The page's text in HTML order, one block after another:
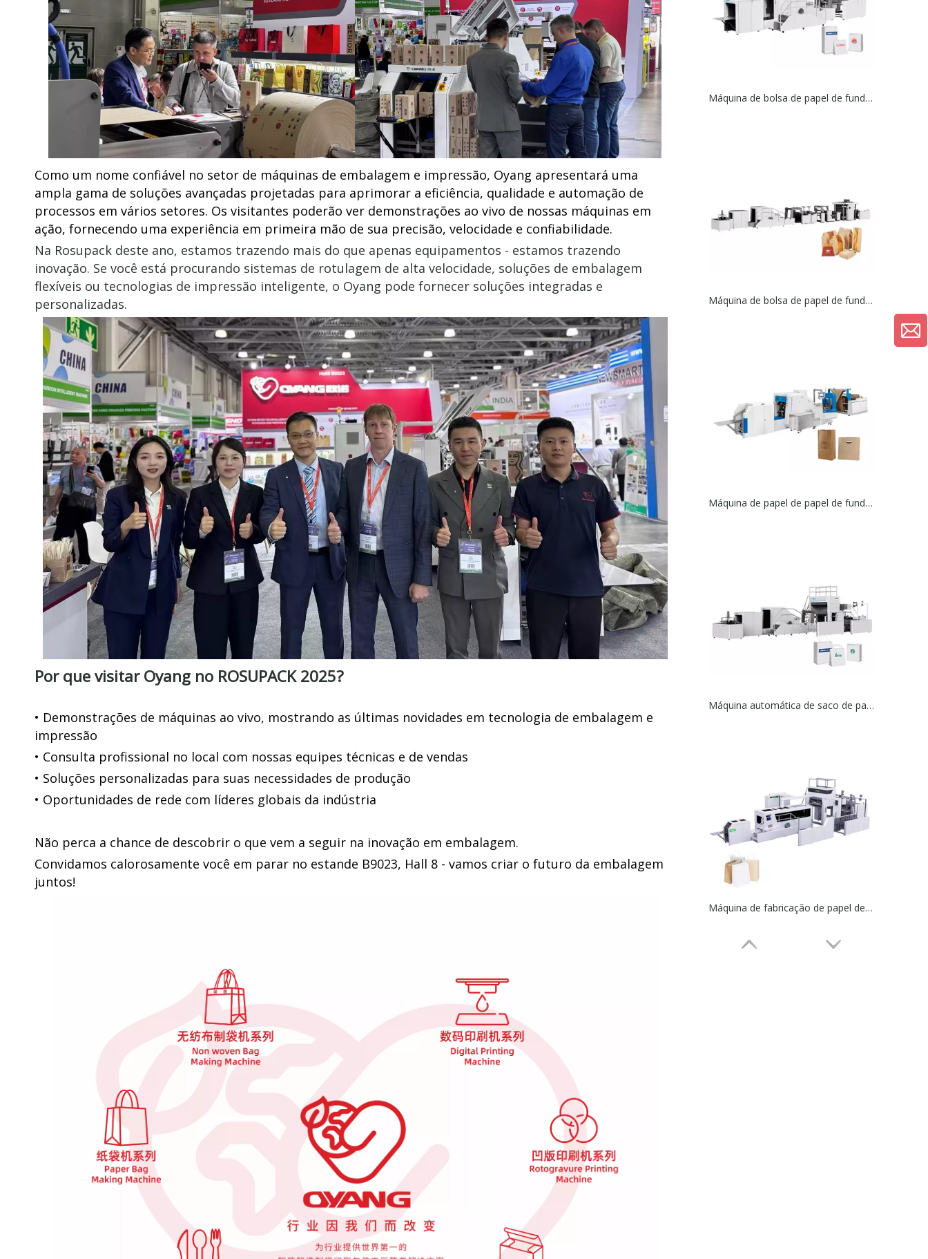
Como um nome confiável no setor de máquinas de embalagem e impressão, Oyang apresentará uma
ampla gama de soluções avançadas projetadas para aprimorar a eficiência, qualidade e automação de
processos em vários setores. Os visitantes poderão ver demonstrações ao vivo de nossas máquinas em
ação, fornecendo uma experiência em primeira mão de sua precisão, velocidade e confiabilidade.
Na Rosupack deste ano, estamos trazendo mais do que apenas equipamentos - estamos trazendo
inovação. Se você está procurando sistemas de rotulagem de alta velocidade, soluções de embalagem
flexíveis ou tecnologias de impressão inteligente, o Oyang pode fornecer soluções integradas e
personalizadas.
Por que visitar Oyang no ROSUPACK 2025?
• Demonstrações de máquinas ao vivo, mostrando as últimas novidades em tecnologia de embalagem e
impressão
• Consulta profissional no local com nossas equipes técnicas e de vendas
• Soluções personalizadas para suas necessidades de produção
• Oportunidades de rede com líderes globais da indústria
Não perca a chance de descobrir o que vem a seguir na inovação em embalagem.
Convidamos calorosamente você em parar no estande B9023, Hall 8 - vamos criar o futuro da embalagem
juntos!
Máquina de bolsa de papel de fundo quadrado (sem alça)
Máquina de bolsa de papel de fundo quadrado alimentado (opções multifuncionais)
Máquina de papel de papel de fundo quadrado do novo mundo B sem alça
Máquina automática de saco de papel com corda torcida alimentada por rolo
Máquina de fabricação de papel de papel de xícara de alta velocidade/dupla de alta velocidade inteligente